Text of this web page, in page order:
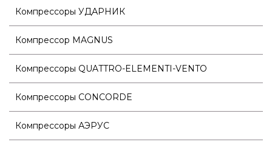
Компрессоры УДАРНИК
Компрессор MAGNUS
Компрессоры QUATTRO-ELEMENTI-VENTO
Компрессоры CONCORDE
Компрессоры АЭРУС